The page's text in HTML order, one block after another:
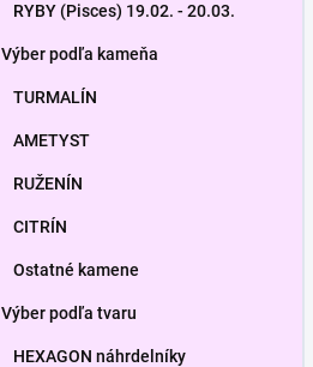
RYBY (Pisces) 19.02. - 20.03.
Výber podľa kameňa
TURMALÍN
AMETYST
RUŽENÍN
CITRÍN
Ostatné kamene
Výber podľa tvaru
HEXAGON náhrdelníky